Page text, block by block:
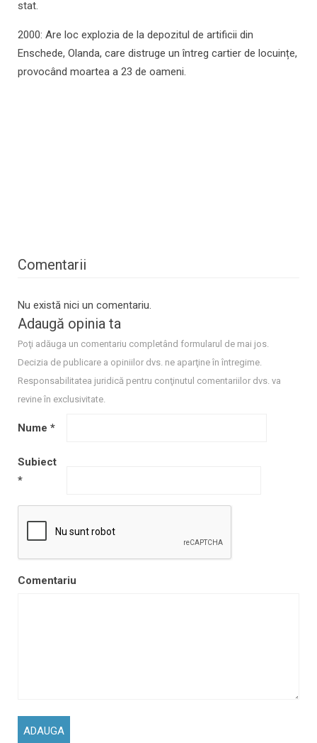
stat.
2000: Are loc explozia de la depozitul de artificii din
Enschede, Olanda, care distruge un întreg cartier de locuințe,
provocând moartea a 23 de oameni.
Comentarii
Nu există nici un comentariu.
Adaugă opinia ta
Poţi adăuga un comentariu completând formularul de mai jos.
Decizia de publicare a opiniilor dvs. ne aparţine în întregime.
Responsabilitatea juridică pentru conţinutul comentariilor dvs. va
revine în exclusivitate.
Nume *
Subiect
*
Comentariu